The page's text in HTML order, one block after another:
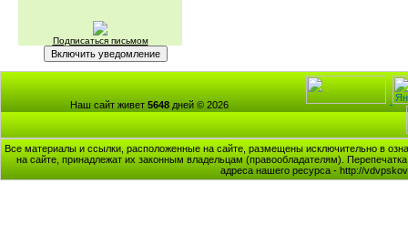
Подписаться письмом
Наш сайт живет 5648 дней © 2026
Все материалы и ссылки, расположенные на сайте, размещены исключительно в
на сайте, принадлежат их законным владельцам (правообладателям).
адреса нашего ресурса - http://